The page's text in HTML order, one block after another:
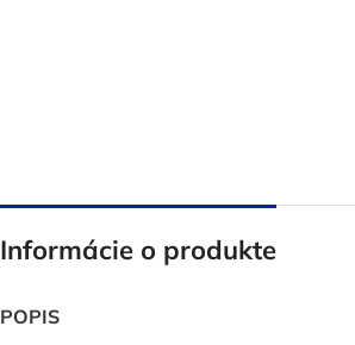
Informácie o produkte
POPIS